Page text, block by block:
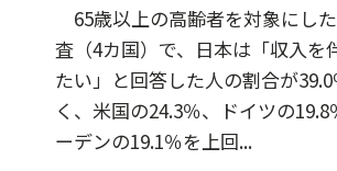
65歳以上の高齢者を対象にし
査（4カ国）で、日本は「収入を
たい」と回答した人の割合が
く、米国の24.3％、ドイツの19.8
ーデンの19.1％を上回...